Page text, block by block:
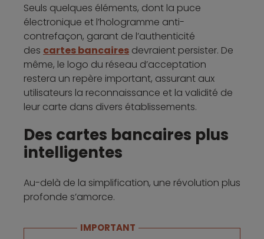
Seuls quelques éléments, dont la puce
électronique et l’hologramme anti-
contrefaçon, garant de l’authenticité
des cartes bancaires devraient persister. De
même, le logo du réseau d’acceptation
restera un repère important, assurant aux
utilisateurs la reconnaissance et la validité de
leur carte dans divers établissements.
Des cartes bancaires plus
intelligentes
Au-delà de la simplification, une révolution plus
profonde s’amorce.
IMPORTANT